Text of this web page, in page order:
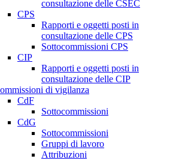
consultazione delle CSEC
CPS
Rapporti e oggetti posti in
consultazione delle CPS
Sottocommissioni CPS
CIP
Rapporti e oggetti posti in
consultazione delle CIP
di vigilanza
CdF
Sottocommissioni
CdG
Sottocommissioni
Gruppi di lavoro
Attribuzioni